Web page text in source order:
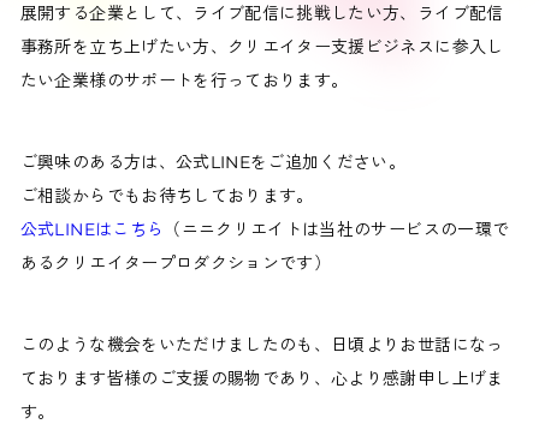
展開する企業として、ライブ配信に挑戦したい方、ライブ配信
事務所を立ち上げたい方、クリエイター支援ビジネスに参入し
たい企業様のサポートを行っております。
ご興味のある方は、公式LINEをご追加ください。
ご相談からでもお待ちしております。
公式LINEはこちら
（ニニクリエイトは当社のサービスの一環で
あるクリエイタープロダクションです）
このような機会をいただけましたのも、日頃よりお世話になっ
ております皆様のご支援の賜物であり、心より感謝申し上げま
す。